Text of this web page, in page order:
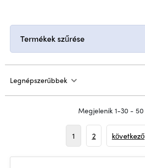
Termékek szűrése
Legnépszerűbbek
Megjelenik 1-30 - 50
1 2 következő